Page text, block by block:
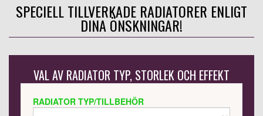
SPECIELL TILLVERKADE RADIATORER ENLIGT
DINA ÖNSKNINGAR!
VAL AV RADIATOR TYP, STORLEK OCH EFFEKT
RADIATOR TYP/TILLBEHÖR